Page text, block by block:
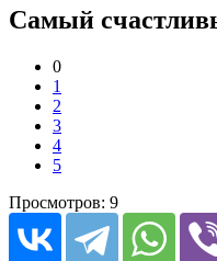
Самый
0
1
2
3
4
5
Просмотров: 9